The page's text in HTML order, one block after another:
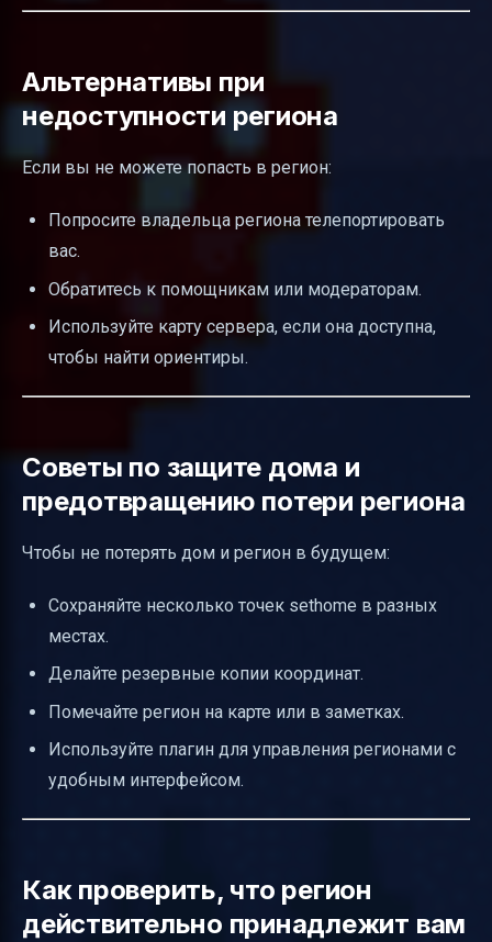
Альтернативы при
недоступности региона
Если вы не можете попасть в регион:
Попросите владельца региона телепортировать
вас.
Обратитесь к помощникам или модераторам.
Используйте карту сервера, если она доступна,
чтобы найти ориентиры.
Советы по защите дома и
предотвращению потери региона
Чтобы не потерять дом и регион в будущем:
Сохраняйте несколько точек sethome в разных
местах.
Делайте резервные копии координат.
Помечайте регион на карте или в заметках.
Используйте плагин для управления регионами с
удобным интерфейсом.
Как проверить, что регион
действительно принадлежит вам